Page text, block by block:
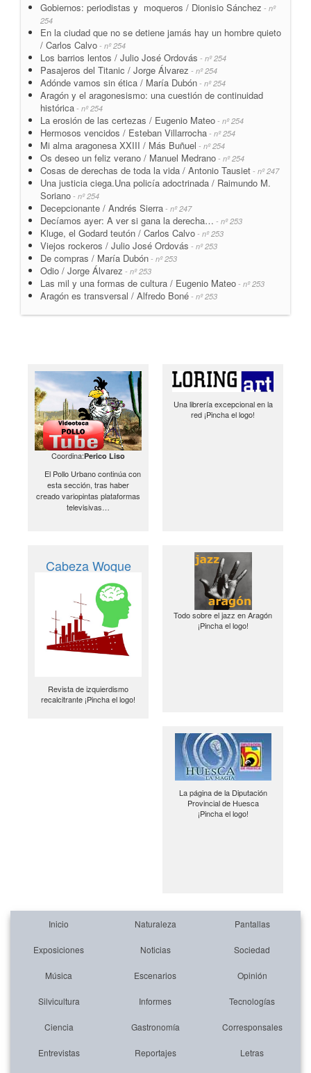
Gobiernos: periodistas y moqueros / Dionisio Sánchez - nº
254
En la ciudad que no se detiene jamás hay un hombre quieto
/ Carlos Calvo - nº 254
Los barrios lentos / Julio José Ordovás - nº 254
Pasajeros del Titanic / Jorge Álvarez - nº 254
Adónde vamos sin ética / María Dubón - nº 254
Aragón y el aragonesismo: una cuestión de continuidad
histórica - nº 254
La erosión de las certezas / Eugenio Mateo - nº 254
Hermosos vencidos / Esteban Villarrocha - nº 254
Mi alma aragonesa XXIII / Más Buñuel - nº 254
Os deseo un feliz verano / Manuel Medrano - nº 254
Cosas de derechas de toda la vida / Antonio Tausiet - nº 247
Una justicia ciega.Una policía adoctrinada / Raimundo M.
Soriano - nº 254
Decepcionante / Andrés Sierra - nº 247
Decíamos ayer: A ver si gana la derecha… - nº 253
Kluge, el Godard teutón / Carlos Calvo - nº 253
Viejos rockeros / Julio José Ordovás - nº 253
De compras / María Dubón - nº 253
Odio / Jorge Álvarez - nº 253
Las mil y una formas de cultura / Eugenio Mateo - nº 253
Aragón es transversal / Alfredo Boné - nº 253
Coordina:Perico Liso
El Pollo Urbano continúa con
esta sección, tras haber
creado variopintas plataformas
televisivas…
Una librería excepcional en la
red ¡Pincha el logo!
Cabeza Woque
Revista de izquierdismo
recalcitrante ¡Pincha el logo!
Todo sobre el jazz en Aragón
¡Pincha el logo!
La página de la Diputación
Provincial de Huesca
¡Pincha el logo!
Inicio Naturaleza Pantallas
Exposiciones Noticias Sociedad
Música Escenarios Opinión
Silvicultura Informes Tecnologías
Ciencia Gastronomía Corresponsales
Entrevistas Reportajes Letras